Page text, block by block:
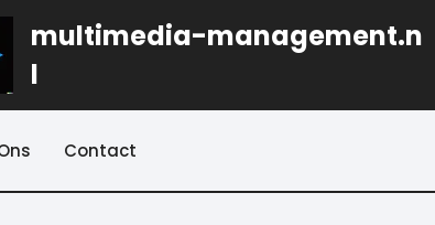
multimedia-management.n
l
Contact